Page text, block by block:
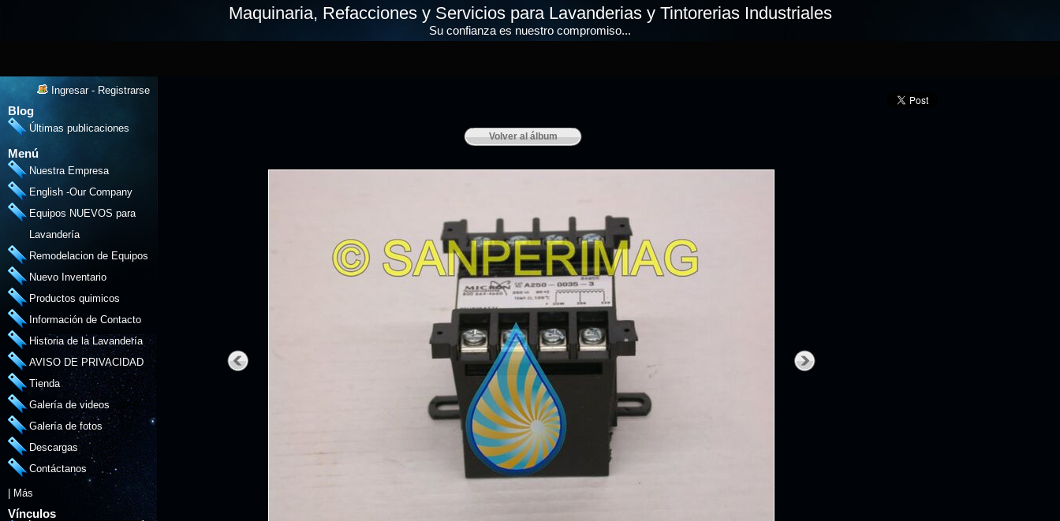
Maquinaria, Refacciones y Servicios para Lavanderias y Tintorerias Industriales
Su confianza es nuestro compromiso...
Ingresar- Registrarse
Blog
Últimas publicaciones
Menú
Nuestra Empresa
English -Our Company
Equipos NUEVOS para
Lavandería
Remodelacion de Equipos
Nuevo Inventario
Productos quimicos
Información de Contacto
Historia de la Lavandería
AVISO DE PRIVACIDAD
Tienda
Galería de videos
Galería de fotos
Descargas
Contáctanos
Más
Vínculos
Volver al álbum